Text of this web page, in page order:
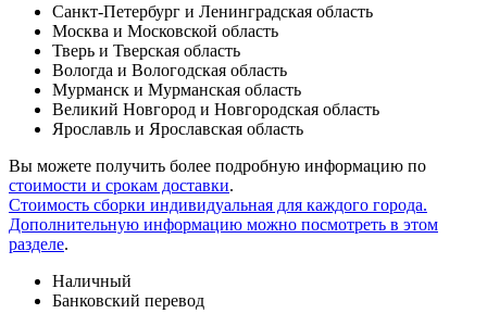
Санкт-Петербург и Ленинградская область
Москва и Московской область
Тверь и Тверская область
Вологда и Вологодская область
Мурманск и Мурманская область
Великий Новгород и Новгородская область
Ярославль и Ярославская область
Вы можете получить более подробную информацию по
стоимости и срокам доставки.
Стоимость сборки индивидуальная для каждого города.
Дополнительную информацию можно посмотреть в этом
разделе.
Наличный
Банковский перевод